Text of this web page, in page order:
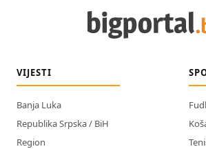
VIJESTI
Banja Luka
Republika Srpska / BiH
Region